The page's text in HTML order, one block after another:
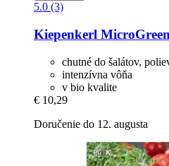
5.0 (3)
Kiepenkerl
chutné do šalátov,
intenzívna vôňa
v bio kvalite
€ 10,29
Doručenie do 12. augusta